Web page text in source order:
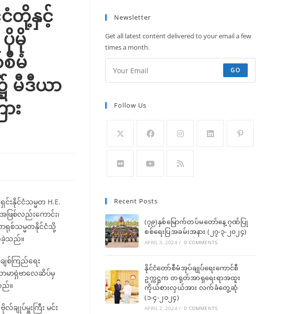
ငံတို့နှင့်
ပိုမို
မံ
မီဒီယာ
း
င်းနိုင်ငံသမ္မတ Η.Ε.
ဖြစ်လည်းကောင်း၊
ာရုစ်သမ္မတနိုင်ငံသို့
ခဲ့သည်။
ျစ်ကြည်ရေး
မာရှဲဗာလေဆိပ်မှ
ည်။
ချုပ်မှူးကြီး မင်း
Newsletter
Get all latest content delivered to your email a few
times a month.
GO
Follow Us
Recent Posts
(၇၉)နှစ်မြောက်တပ်မတော်နေ့ ဂုဏ်ပြု
စစ်ရေးပြအခမ်းအနား (၂၇-၃-၂၀၂၄)
APRIL 3, 2024 / 0 COMMENTS
နိုင်ငံတော်စီမံအုပ်ချုပ်ရေးကောင်စီ
ဥက္ကဋ္ဌက တရုတ်အာရှရေးရာအထူး
ကိုယ်စားလှယ်အား လက်ခံတွေ့ဆုံ
(၁-၄-၂၀၂၄)
APRIL 2, 2024 / 0 COMMENTS